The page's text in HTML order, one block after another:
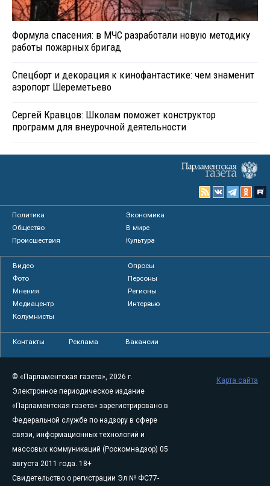
Формула спасения: в МЧС разработали новую методику
работы пожарных бригад
Спецборт и декорация к кинофантастике: чем знаменит
аэропорт Шереметьево
Сергей Кравцов: Школам поможет конструктор
программ для внеурочной деятельности
Политика
Экономика
Общество
В мире
Происшествия
Культура
Видео
Опросы
Фото
Персоны
Мнения
Регионы
Медиацентр
Интервью
Колумнисты
Контакты Реклама Вакансии
© «Парламентская газета», 2026 г.
Электронное периодическое издание
«Парламентская газета» зарегистрировано в
Федеральной службе по надзору в сфере
связи, информационных технологий и
массовых коммуникаций (Роскомнадзор) 05
августа 2011 года. 18+
Свидетельство о регистрации Эл № ФС77-
Карта сайта